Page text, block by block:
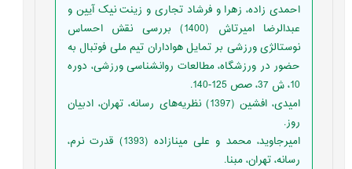
احمدی زاده، زهرا و فرشاد تجاری و زینت نیک آیین و
عبدالرضا امیرتاش (1400) بررسی نقش احساس
نوستالژی ورزشی بر تمایل هواداران تیم ملی فوتبال به
حضور در ورزشگاه، مطالعات روانشناسی ورزشی، دوره
10، ش 37، صص 125-140.
امیدی، افشین (1397) نظریه‌های رسانه، تهران، ادبیان
روز.
امیرجاوید، محمد و علی مینا‌زاده (1393) قدرت نرم،
رسانه، تهران، مبنا.